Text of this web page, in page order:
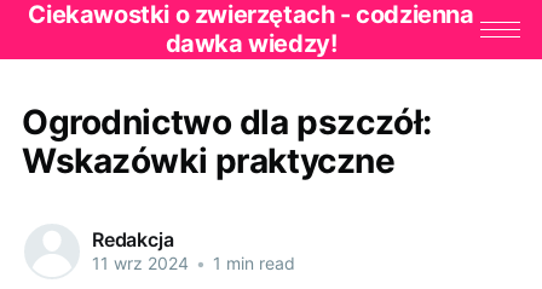
Ciekawostki o zwierzętach - codzienna
dawka wiedzy!
Ogrodnictwo dla pszczół:
Wskazówki praktyczne
Redakcja
11 wrz 2024 • 1 min read